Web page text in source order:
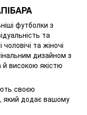
футболки з
та
та жіночі
дизайном з
високою якістю
своєю
який додає вашому